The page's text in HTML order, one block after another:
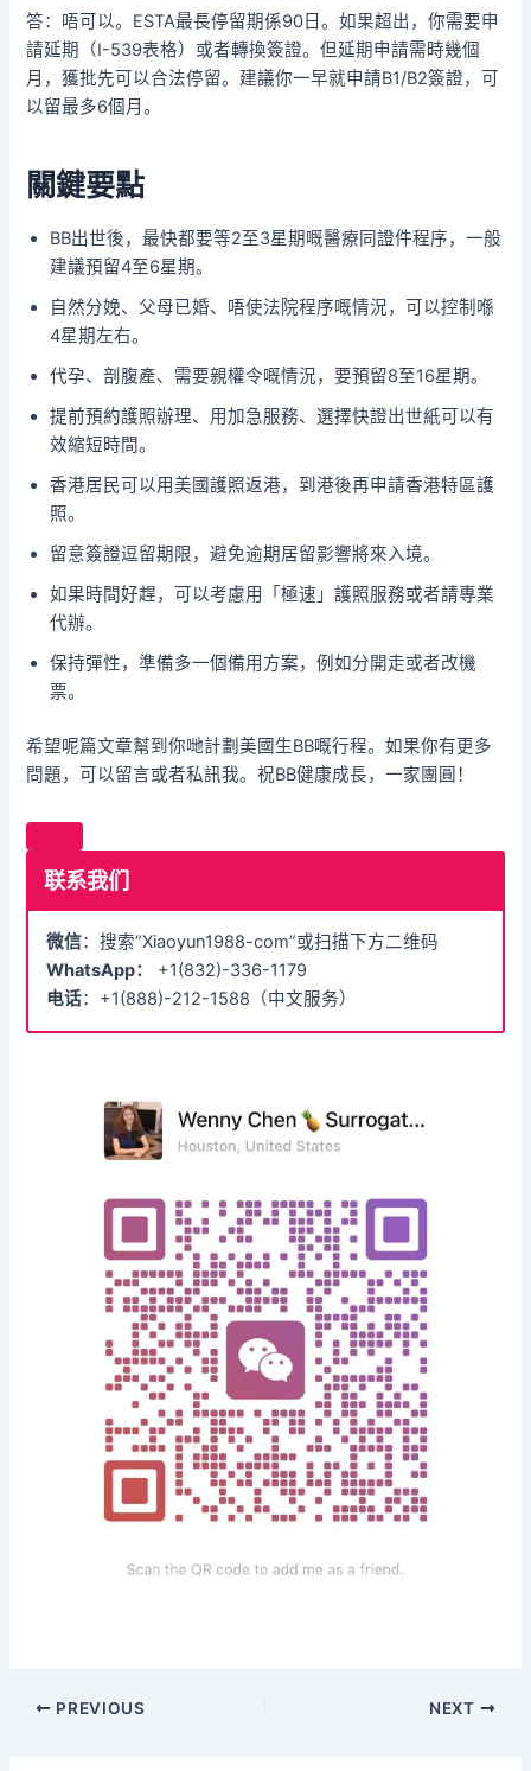
答：唔可以。ESTA最長停留期係90日。如果超出，你需要申
請延期（I-539表格）或者轉換簽證。但延期申請需時幾個
月，獲批先可以合法停留。建議你一早就申請B1/B2簽證，可
以留最多6個月。
關鍵要點
BB出世後，最快都要等2至3星期嘅醫療同證件程序，一般
建議預留4至6星期。
自然分娩、父母已婚、唔使法院程序嘅情況，可以控制喺
4星期左右。
代孕、剖腹產、需要親權令嘅情況，要預留8至16星期。
提前預約護照辦理、用加急服務、選擇快證出世紙可以有
效縮短時間。
香港居民可以用美國護照返港，到港後再申請香港特區護
照。
留意簽證逗留期限，避免逾期居留影響將來入境。
如果時間好趕，可以考慮用「極速」護照服務或者請專業
代辦。
保持彈性，準備多一個備用方案，例如分開走或者改機
票。
希望呢篇文章幫到你哋計劃美國生BB嘅行程。如果你有更多
問題，可以留言或者私訊我。祝BB健康成長，一家團圓！
联系我们
微信：搜索“Xiaoyun1988-com”或扫描下方二维码
WhatsApp：
+1(832)-336-1179
电话：+1(888)-212-1588（中文服务）
PREVIOUS NEXT